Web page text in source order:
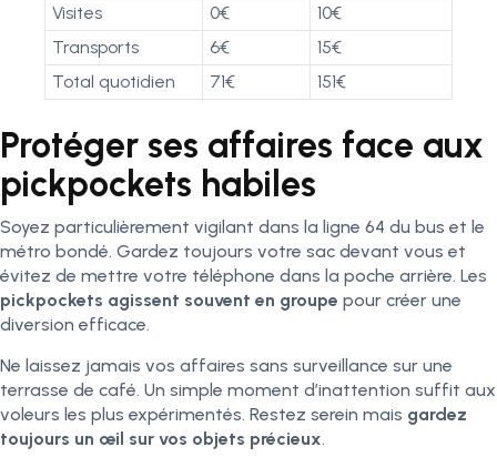
Visites
0€
10€
Transports
6€
15€
Total quotidien
71€ 151€
Protéger ses affaires face aux
pickpockets habiles
Soyez particulièrement vigilant dans la ligne 64 du bus et le
métro bondé. Gardez toujours votre sac devant vous et
évitez de mettre votre téléphone dans la poche arrière. Les
pickpockets agissent souvent en groupe pour créer une
diversion efficace.
Ne laissez jamais vos affaires sans surveillance sur une
terrasse de café. Un simple moment d’inattention suffit aux
voleurs les plus expérimentés. Restez serein mais gardez
toujours un œil sur vos objets précieux.